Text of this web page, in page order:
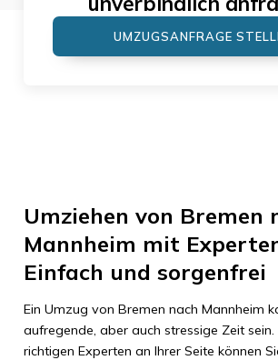
UMZUGSANFRAGE
Umziehen von Bremen
Mannheim mit
Einfach und sorgenfrei
Ein Umzug von Bremen nach Mannheim
aufregende, aber auch stressige Zeit
richtigen Experten an Ihrer Seite können